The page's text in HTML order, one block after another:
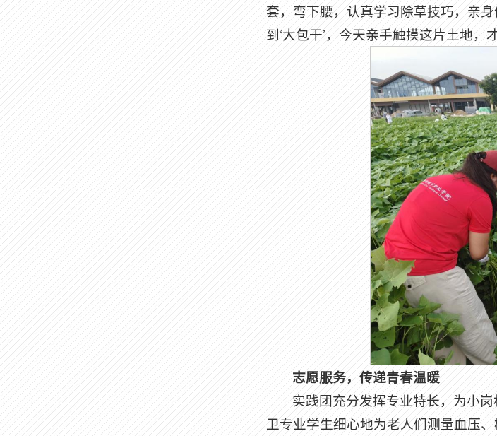
套，弯下腰，认真学习除草技巧，亲
到‘大包干’，今天亲手触摸这片土地，
志愿服务，传递青春温暖
实践团充分发挥专业特长，为小
卫专业学生细心地为老人们测量血压